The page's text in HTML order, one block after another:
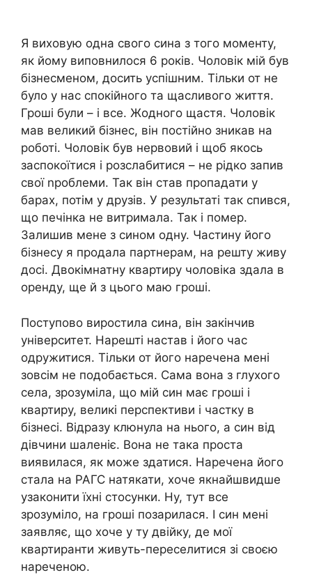
Я виховую одна свого сина з того моменту,
як йому виповнилося 6 років. Чоловік мій був
бізнесменом, досить успішним. Тільки от не
було у нас спокійного та щасливого життя.
Гроші були – і все. Жодного щастя. Чоловік
мав великий бізнес, він постійно зникав на
роботі. Чоловік був нервовий і щоб якось
заспокоїтися і розслабитися – не рідко запив
свої nроблеми. Так він став пропадати у
барах, потім у друзів. У результаті так спився,
що печінка не витримала. Так і помер.
Залишив мене з сином одну. Частину його
бізнесу я продала партнерам, на решту живу
досі. Двокімнатну квартиру чоловіка здала в
оренду, ще й з цього маю гроші.
Поступово виростила сина, він закінчив
університет. Нарешті настав і його час
одружитися. Тільки от його наречена мені
зовсім не подобається. Сама вона з глухого
села, зрозуміла, що мій син має гроші і
квартиру, великі перспективи і частку в
бізнесі. Відразу клюнула на нього, а син від
дівчини шаленіє. Вона не така проста
виявилася, як може здатися. Наречена його
стала на РАГС натякати, хоче якнайшвидше
узаконити їхні стосунки. Ну, тут все
зрозуміло, на гроші позарилася. І син мені
заявляє, що хоче у ту двійку, де мої
квартиранти живуть-переселитися зі своєю
нареченою.